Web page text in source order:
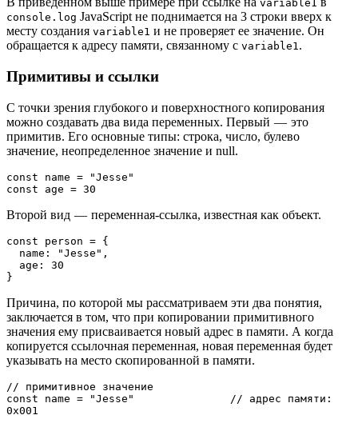
variable1
console.log JavaScript не поднимается на 3 строки вверх к
месту создания variable1 и не проверяет ее значение. Он
обращается к адресу памяти, связанному с variable1.
Примитивы и ссылки
С точки зрения глубокого и поверхностного копирования
можно создавать два вида переменных. Первый — это
примитив. Его основные типы: строка, число, булево
значение, неопределенное значение и null.
const name = "Jesse"
const age = 30
Второй вид — переменная-ссылка, известная как объект.
const person = {
  name: "Jesse",
  age: 30
}
Причина, по которой мы рассматриваем эти два понятия,
заключается в том, что при копировании примитивного
значения ему присваивается новый адрес в памяти. А когда
копируется ссылочная переменная, новая переменная будет
указывать на место скопированной в памяти.
// примитивное значение
const name = "Jesse"               // адрес памяти:
0x001